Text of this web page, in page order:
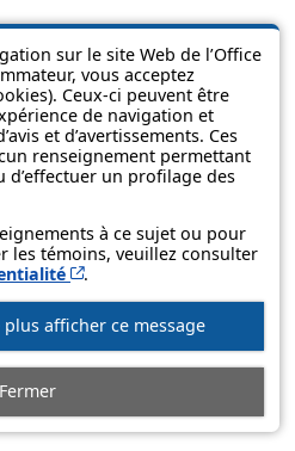
sur le site Web de l’Office
vous acceptez
Ceux-ci peuvent être
de navigation et
et d’avertissements. Ces
renseignement permettant
d’effectuer un profilage des
à ce sujet ou pour
les témoins, veuillez consulter
Cet hyperlien s’ouvrira
.
afficher ce message
Fermer